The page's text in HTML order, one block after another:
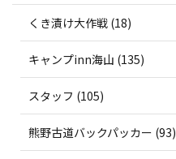
くき漬け大作戦 (18)
キャンプinn海山 (135)
スタッフ (105)
熊野古道バックパッカー (93)